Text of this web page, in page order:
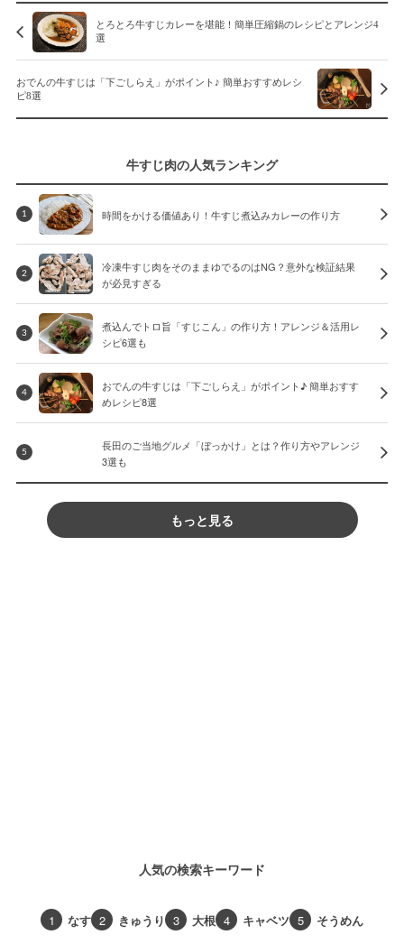
とろとろ牛すじカレーを堪能！簡単圧縮鍋のレシピとアレンジ4
選
おでんの牛すじは「下ごしらえ」がポイント♪ 簡単おすすめレシ
ピ8選
牛すじ肉の人気ランキング
1 時間をかける価値あり！牛すじ煮込みカレーの作り方
2
冷凍牛すじ肉をそのままゆでるのはNG？意外な検証結果
が必見すぎる
3
煮込んでトロ旨「すじこん」の作り方！アレンジ＆活用レ
シピ6選も
4
おでんの牛すじは「下ごしらえ」がポイント♪ 簡単おすす
めレシピ8選
5
長田のご当地グルメ「ぼっかけ」とは？作り方やアレンジ
3選も
もっと見る
人気の検索キーワード
1 なす 2 きゅうり 3 大根 4 キャベツ 5 そうめん